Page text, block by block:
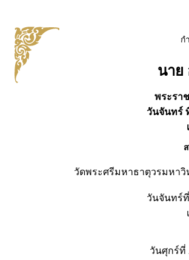
ก
นาย
พระรา
วันจันทร์
วัดพระศรีมหาธาตุวรมหาวิ
วันจันทร์ที่
วันศุกร์ที่